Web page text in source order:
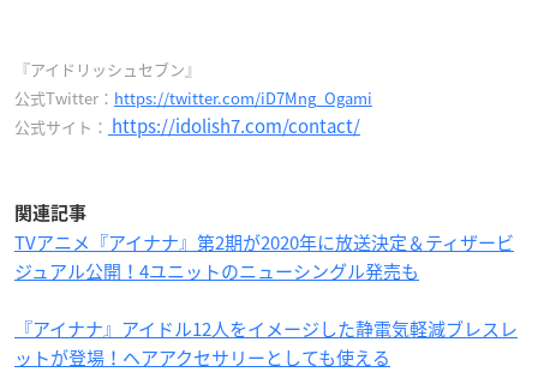
『アイドリッシュセブン』
公式Twitter： https://twitter.com/iD7Mng_Ogami
公式サイト： https://idolish7.com/contact/
関連記事
TVアニメ『アイナナ』第2期が2020年に放送決定＆ティザービ
ジュアル公開！4ユニットのニューシングル発売も
『アイナナ』アイドル12人をイメージした静電気軽減ブレスレ
ットが登場！ヘアアクセサリーとしても使える